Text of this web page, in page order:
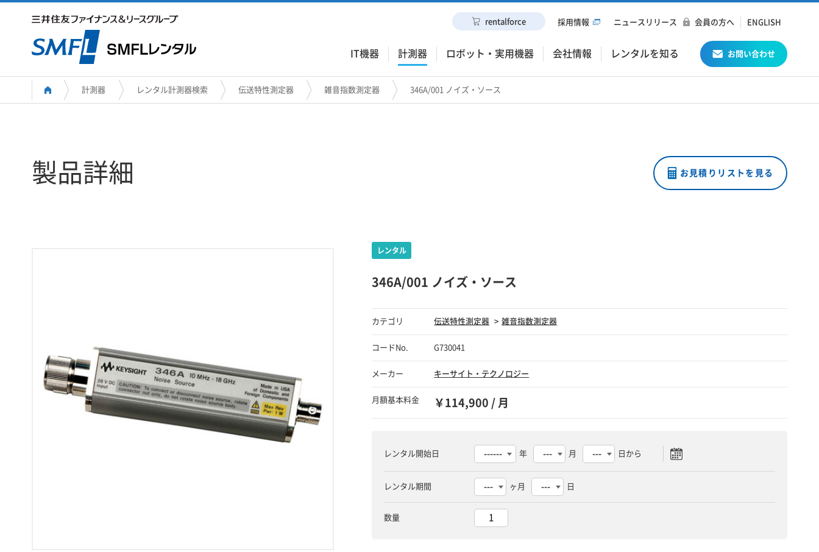
IT機器 計測器 ロボット・実用機器 会社情報 レンタルを知る お問い合わせ
rentalforce 採用情報 ニュースリリース 会員の方へ ENGLISH
計測器 レンタル計測器検索 伝送特性測定器 雑音指数測定器 346A/001 ノイズ・ソース
製品詳細 お見積りリストを見る
346A/001 ノイズ・ソース
カテゴリ 伝送特性測定器 雑音指数測定器
コードNo. G730041
メーカー キーサイト・テクノロジー
月額基本料金 ￥114,900 / 月
レンタル開始日 年 月 日から
レンタル期間 ヶ月 日
数量